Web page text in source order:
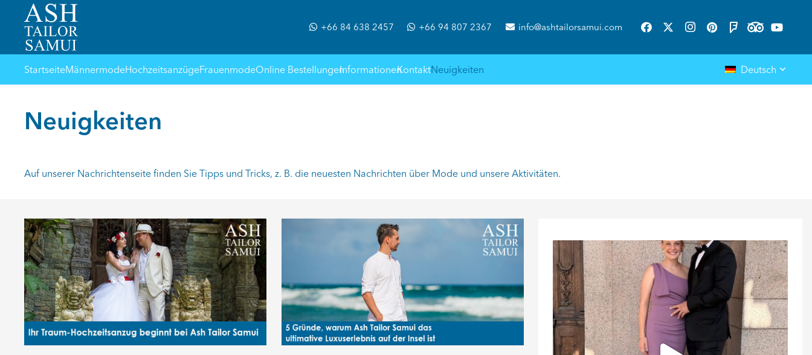
+66 84 638 2457 +66 94 807 2367 info@ashtailorsamui.com
StartseiteMännermodeHochzeitsanzügeFrauenmodeOnline BestellungenInformationenKontaktNeuigkeiten Deutsch
Neuigkeiten
Auf unserer Nachrichtenseite finden Sie Tipps und Tricks, z. B. die neuesten Nachrichten über Mode und unsere Aktivitäten.
ashtailorsamui
Aug. 1